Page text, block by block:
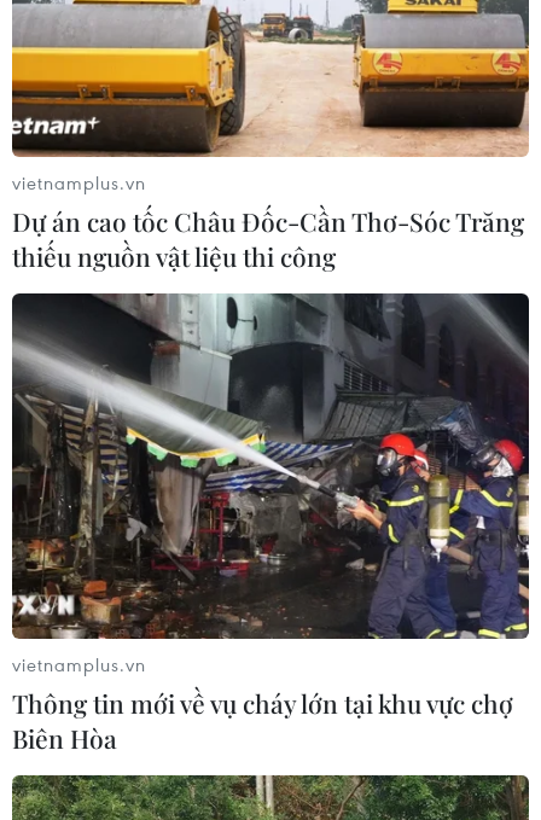
vietnamplus.vn
Dự án cao tốc Châu Đốc-Cần Thơ-Sóc Trăng
thiếu nguồn vật liệu thi công
vietnamplus.vn
Thông tin mới về vụ cháy lớn tại khu vực chợ
Biên Hòa